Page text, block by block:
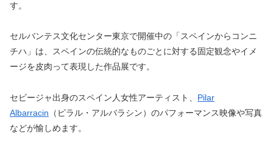
す。
セルバンテス文化センター東京で開催中の「スペインからコンニ
チハ」は、スペインの伝統的なものごとに対する固定観念やイメ
ージを皮肉って表現した作品展です。
セビージャ出身のスペイン人女性アーティスト、 Pilar
Albarracin （ピラル・アルバラシン）のパフォーマンス映像や写真
などが愉しめます。